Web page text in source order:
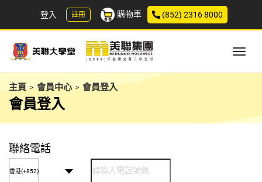
登入 註冊 購物車 (852) 2316 8000
主頁 > 會員中心 > 會員登入
會員登入
聯絡電話